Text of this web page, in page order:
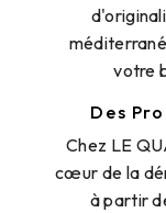
votre
Des
Chez LE
cœur de la
à partir